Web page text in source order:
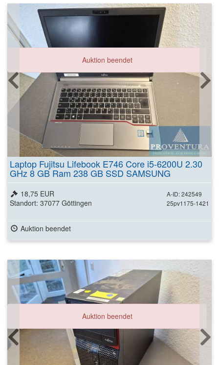
Auktion beendet
Laptop Fujitsu Lifebook E746 Core i5-6200U 2.30
GHz 8 GB Ram 238 GB SSD SAMSUNG
A-ID: 242549
25pv1175-1421
18,75 EUR
Standort: 37077 Göttingen
Auktion beendet
Auktion beendet